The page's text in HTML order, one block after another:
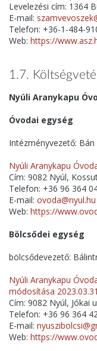
Levelezési cím: 1364
E-mail:
Telefon: +36-1-484-
Web: https://
1.7.
Nyúli Aranykapu
Óvodai egység
Intézményvezető:
Nyúli Aranykapu
Cím: 9082 Nyúl,
Telefon: +36 96 364
E-mail: ovoda@nyul.hu
Web: https://
Bölcsődei egység
bölcsődevezető:
Nyúli Aranykapu
módosítása
Cím: 9082 Nyúl, Jókai
Telefon: +36 96 364
E-mail:
Web: https://